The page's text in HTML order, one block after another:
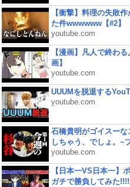
【衝撃】料理の失敗
た件wwwwww【#2】
youtube.com
【漫画】凡人で終わ
画】
youtube.com
UUUMを脱退する
youtube.com
石橋貴明がゴイスー
しちゃう、でしょ。~
youtube.com
【日本一VS日本一】
ガチで勝負してみた